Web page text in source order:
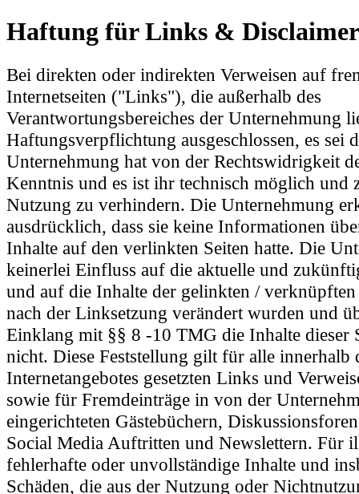
Haftung für Links & Disclaimer
Bei direkten oder indirekten Verweisen auf
Internetseiten ("Links"), die außerhalb des
Verantwortungsbereiches der Unternehmung
Haftungsverpflichtung ausgeschlossen, es sei
Unternehmung hat von der Rechtswidrigkeit
Kenntnis und es ist ihr technisch möglich und
Nutzung zu verhindern. Die Unternehmung
ausdrücklich, dass sie keine Informationen
Inhalte auf den verlinkten Seiten hatte. Die
keinerlei Einfluss auf die aktuelle und
und auf die Inhalte der gelinkten / verknüpften
nach der Linksetzung verändert wurden und
Einklang mit §§ 8 -10 TMG die Inhalte dieser
nicht. Diese Feststellung gilt für alle innerhalb
Internetangebotes gesetzten Links und
sowie für Fremdeinträge in von der
eingerichteten Gästebüchern,
Social Media Auftritten und Newslettern. Für
fehlerhafte oder unvollständige Inhalte und
Schäden, die aus der Nutzung oder